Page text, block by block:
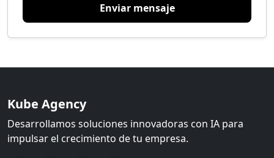
Enviar mensaje
Kube Agency
Desarrollamos soluciones innovadoras con IA para
impulsar el crecimiento de tu empresa.